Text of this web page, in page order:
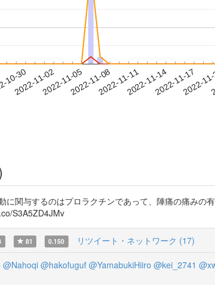
10-30
2022-11-022022-11-052022-11-082022-11-112022-11-142022-11-17
2022-
与するのはプロラクチンであって、陣痛の痛みの
S3A5ZD4JMv
81 0.150 リツイート・ネットワーク (17)
@Nahoqi @hakofuguf @YamabukiHiiro @kei_2741